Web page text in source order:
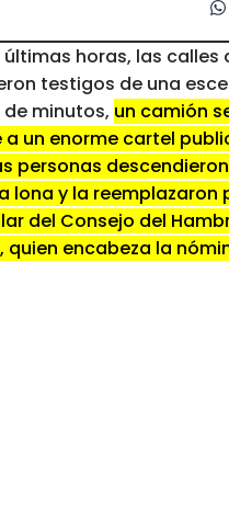
últimas horas, las calles
testigos de una
de minutos, un camión
un enorme cartel
personas
lona y la reemplazaron
del Consejo del
, quien encabeza la